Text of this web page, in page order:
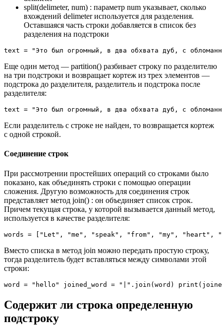
split(delimeter, num) : параметр num указывает, сколько
вхождений delimeter используется для разделения.
Оставшаяся часть строки добавляется в список без
разделения на подстроки
text = "Это был огромный, в два обхвата дуб, с
Еще один метод — partition() разбивает строку по разделителю
на три подстроки и возвращает кортеж из трех элементов —
подстрока до разделителя, разделитель и подстрока после
разделителя:
text = "Это был огромный, в два обхвата дуб, с
Если разделитель с строке не найден, то возвращается кортеж
с одной строкой.
Соединение строк
При рассмотрении простейших операций со строками было
показано, как объединять строки с помощью операции
сложения. Другую возможность для соединения строк
представляет метод join() : он объединяет список строк.
Причем текущая строка, у которой вызывается данный метод,
используется в качестве разделителя:
words = ["Let", "me", "speak", "from", "my", "heart",
Вместо списка в метод join можно передать простую строку,
тогда разделитель будет вставляться между символами этой
строки:
word = "hello" joined_word = "|".join(word)
Содержит ли строка определенную
подстроку